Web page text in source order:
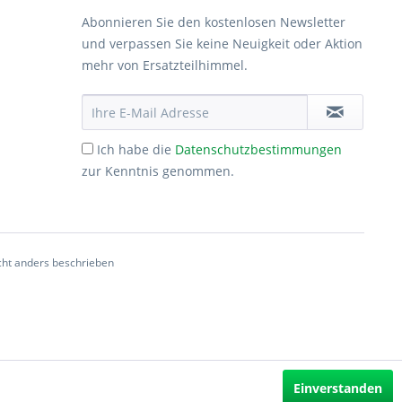
Abonnieren Sie den kostenlosen Newsletter
und verpassen Sie keine Neuigkeit oder Aktion
mehr von Ersatzteilhimmel.
Ich habe die Datenschutzbestimmungen
zur Kenntnis genommen.
anders beschrieben
Einverstanden